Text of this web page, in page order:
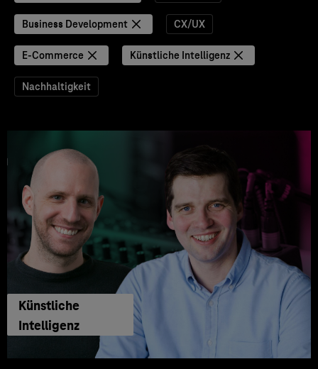
Business Development CX/UX
E-Commerce Künstliche Intelligenz
Nachhaltigkeit
Künstliche
Intelligenz